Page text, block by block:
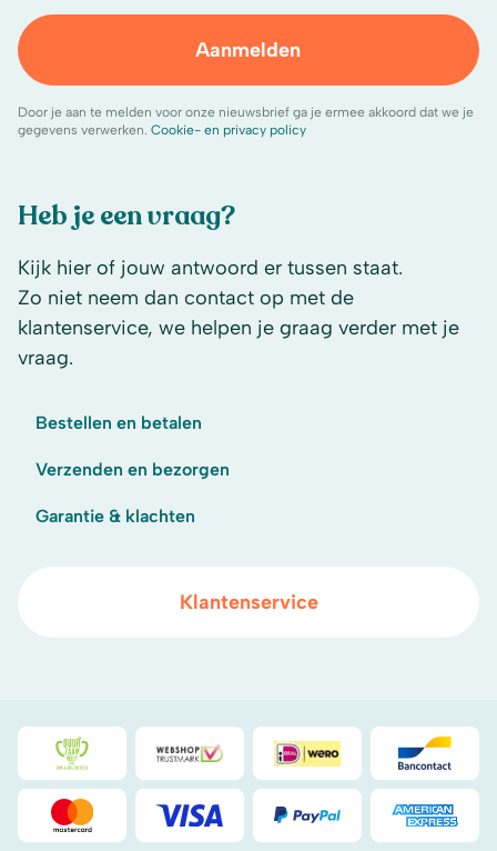
Heb je een vraag?
Kijk hier of jouw antwoord er tussen staat.
Zo niet neem dan contact op met de
klantenservice, we helpen je graag verder met je
vraag.
Bestellen en betalen
Verzenden en bezorgen
Garantie & klachten
Klantenservice
Aanmelden
Door je aan te melden voor onze nieuwsbrief ga je ermee akkoord dat we je
gegevens verwerken. Cookie- en privacy policy
Duurzaamheidsprijs duin- & bollenstreek
WebwinkelKeuriDeal
Mastercard Visa PayPal